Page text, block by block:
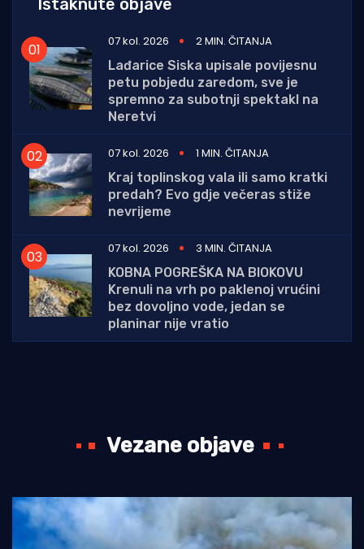
Istaknute objave
07 kol. 2026
2 MIN. ČITANJA
Lađarice Siska upisale povijesnu
petu pobjedu zaredom, sve je
spremno za subotnji spektakl na
Neretvi
07 kol. 2026
1 MIN. ČITANJA
Kraj toplinskog vala ili samo kratki
predah? Evo gdje večeras stiže
nevrijeme
07 kol. 2026
3 MIN. ČITANJA
KOBNA POGREŠKA NA BIOKOVU
Krenuli na vrh po paklenoj vrućini
bez dovoljno vode, jedan se
planinar nije vratio
Vezane objave